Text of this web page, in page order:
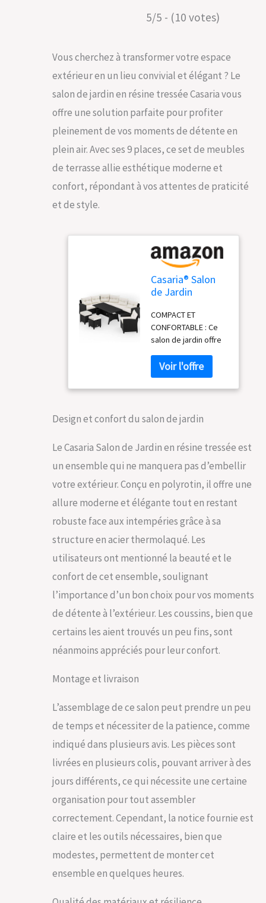
5/5 - (10 votes)
Vous cherchez à transformer votre espace
extérieur en un lieu convivial et élégant ? Le
salon de jardin en résine tressée Casaria vous
offre une solution parfaite pour profiter
pleinement de vos moments de détente en
plein air. Avec ses 9 places, ce set de meubles
de terrasse allie esthétique moderne et
confort, répondant à vos attentes de praticité
et de style.
Casaria® Salon
de Jardin
tressée
COMPACT ET
CONFORTABLE : Ce
salon de jardin offre
et peut accueillir
jusqu'à 8 personnes.
Invitez vos amis à
un moment détendu
autour de votre
jardin ! MEUBLE DE
JARDIN HAUTE
jardin lounge est
composé de
polyrotin, un cadre
en acier
thermolaqué, d'un
plateau de bois WPC
et de coussins en
polyester. Résistant
aux intempéries, aux
UV et à la saleté, il
convient
parfaitement pour
votre extérieur.
POLYVALENT : Le
sur votre terrasse,
que sur votre balcon,
dans votre jardin ou
votre véranda. Il peut
être utilisé à
l'extérieur, comme à
l'intérieur, selon
À ENTRETENIR : Les
coussins sont
hydrofuges, ils
empêchent
l'infiltration
liquides et vous
Design et confort du salon de jardin
Le Casaria Salon de Jardin en résine tressée est
un ensemble qui ne manquera pas d’embellir
votre extérieur. Conçu en polyrotin, il offre une
allure moderne et élégante tout en restant
robuste face aux intempéries grâce à sa
structure en acier thermolaqué. Les
utilisateurs ont mentionné la beauté et le
confort de cet ensemble, soulignant
l’importance d’un bon choix pour vos moments
de détente à l’extérieur. Les coussins, bien que
certains les aient trouvés un peu fins, sont
néanmoins appréciés pour leur confort.
Montage et livraison
L’assemblage de ce salon peut prendre un peu
de temps et nécessiter de la patience, comme
indiqué dans plusieurs avis. Les pièces sont
livrées en plusieurs colis, pouvant arriver à des
jours différents, ce qui nécessite une certaine
organisation pour tout assembler
correctement. Cependant, la notice fournie est
claire et les outils nécessaires, bien que
modestes, permettent de monter cet
ensemble en quelques heures.